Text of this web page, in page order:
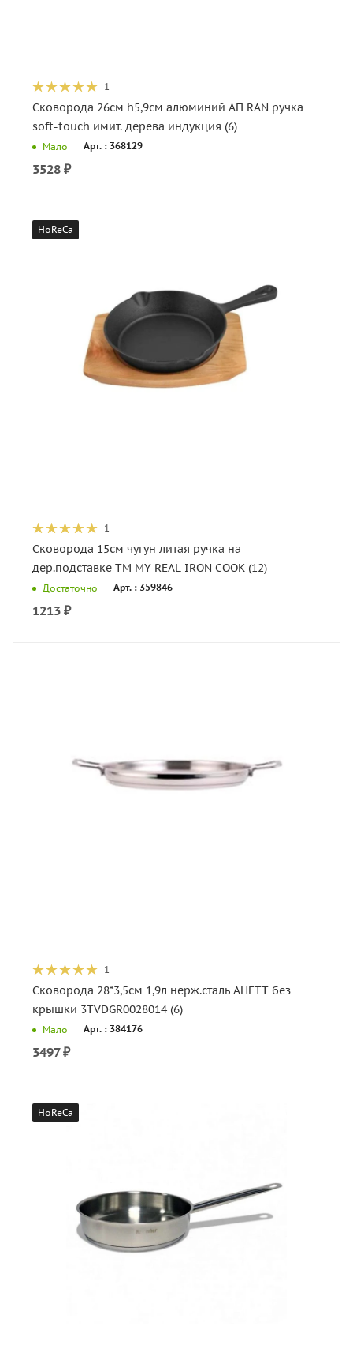
1
Сковорода 26см h5,9см алюминий АП RAN ручка
soft-touch имит. дерева индукция (6)
Мало Арт. : 368129
3528 ₽
HoReCa
1
Сковорода 15см чугун литая ручка на
дер.подставке TM MY REAL IRON COOK (12)
Достаточно Арт. : 359846
1213 ₽
1
Сковорода 28*3,5см 1,9л нерж.сталь АНЕТТ без
крышки 3TVDGR0028014 (6)
Мало Арт. : 384176
3497₽
HoReCa